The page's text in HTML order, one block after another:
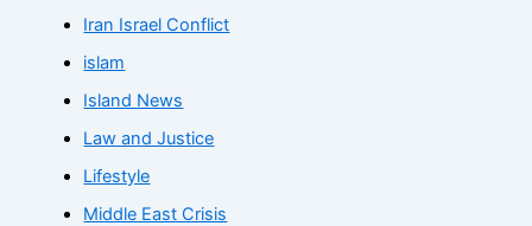
Iran Israel Conflict
islam
Island News
Law and Justice
Lifestyle
Middle East Crisis